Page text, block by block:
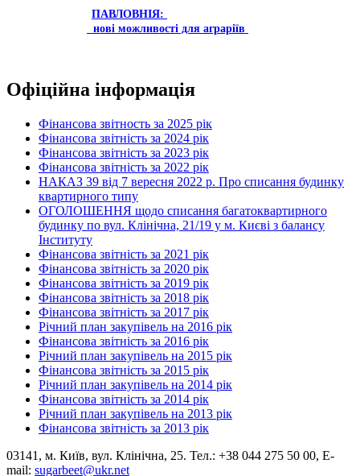
ПАВЛОВНІЯ:
нові можливості для аграріїв
Офіційна інформація
Фінансова звітность за 2025 рік
Фінансова звітність за 2024 рік
Фінансова звітність за 2023 рік
Фінансова звітність за 2022 рік
НАКАЗ 39 від 7 вересня 2022 р. Про списання будинку
квартирного типу
ОГОЛОШЕННЯ щодо списання багатоквартирного
будинку по вул. Клінічна, 21/19 у м. Києві з балансу
Інституту
Фінансова звітність за 2021 рік
Фінансова звітність за 2020 рік
Фінансова звітність за 2019 рік
Фінансова звітність за 2018 рік
Фінансова звітність за 2017 рік
Річний план закупівель на 2016 рік
Фінансова звітність за 2016 рік
Річний план закупівель на 2015 рік
Фінансова звітність за 2015 рік
Річний план закупівель на 2014 рік
Фінансова звітність за 2014 рік
Річний план закупівель на 2013 рік
Фінансова звітність за 2013 рік
03141, м. Київ, вул. Клінічна, 25. Тел.: +38 044 275 50 00, E-
mail: sugarbeet@ukr.net